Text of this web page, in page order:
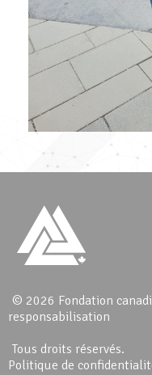
© 2026 Fondation
responsabilisation
Tous droits réservés.
Politique de